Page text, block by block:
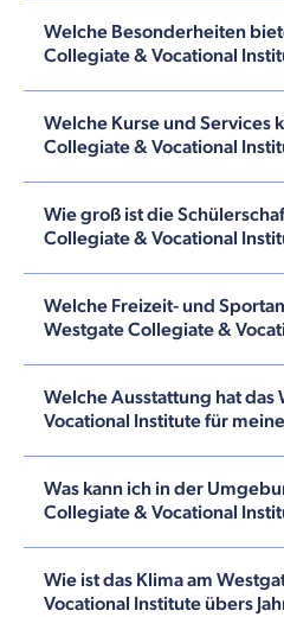
Welche Besonderheiten
Collegiate & Vocational
Welche Kurse und Services
Collegiate & Vocational
Wie groß ist die
Collegiate & Vocational
Welche Freizeit- und
Westgate Collegiate &
Welche Ausstattung hat
Vocational Institute für
Was kann ich in der
Collegiate & Vocational
Wie ist das Klima am
Vocational Institute übers